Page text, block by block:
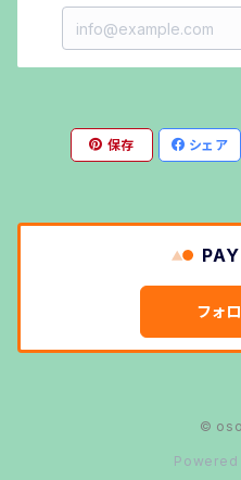
斧・ナイフ
LEDランタンシェードOCTAGON
保存 シェア
フォ
©
Powered